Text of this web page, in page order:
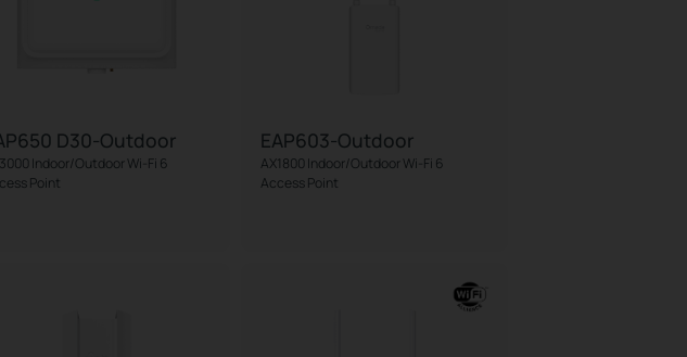
D30-Outdoor
Indoor/Outdoor Wi-Fi 6
Point
EAP603-Outdoor
AX1800 Indoor/Outdoor Wi-Fi 6
Access Point